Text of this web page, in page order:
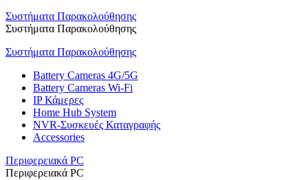
Συστήματα Παρακολούθησης
Συστήματα Παρακολούθησης
Συστήματα Παρακολούθησης
Battery Cameras 4G/5G
Battery Cameras Wi-Fi
IP Κάμερες
Home Hub System
NVR-Συσκευές Καταγραφής
Accessories
Περιφερειακά PC
Περιφερειακά PC